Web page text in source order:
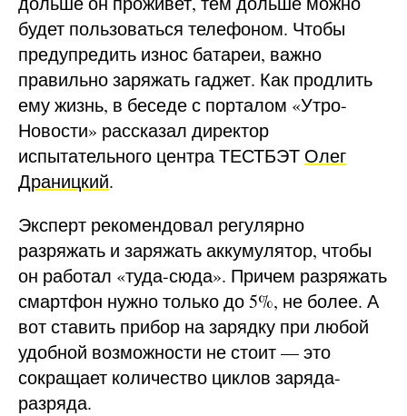
будет пользоваться телефоном. Чтобы
предупредить износ батареи, важно
правильно заряжать гаджет. Как продлить
ему жизнь, в беседе с порталом «Утро-
Новости» рассказал директор
испытательного центра ТЕСТБЭТ Олег
Драницкий.
Эксперт рекомендовал регулярно
разряжать и заряжать аккумулятор, чтобы
он работал «туда-сюда». Причем разряжать
смартфон нужно только до 5%, не более. А
вот ставить прибор на зарядку при любой
удобной возможности не стоит — это
сокращает количество циклов заряда-
разряда.